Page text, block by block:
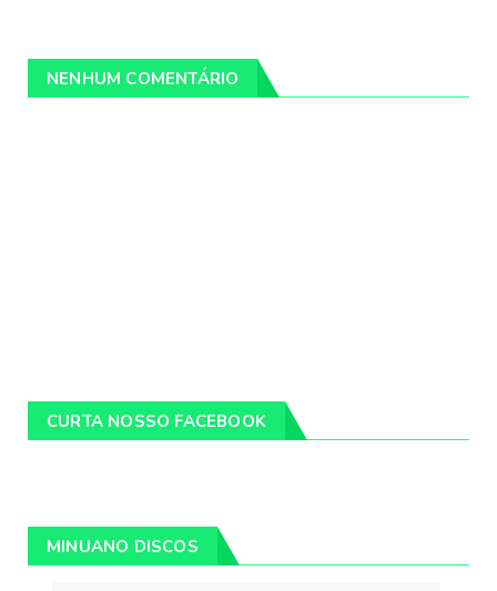
NENHUM COMENTÁRIO
CURTA NOSSO FACEBOOK
MINUANO DISCOS